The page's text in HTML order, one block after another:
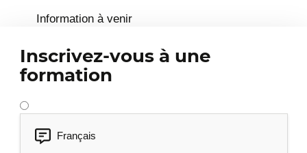
Information à venir
Inscrivez-vous à une
formation
Français